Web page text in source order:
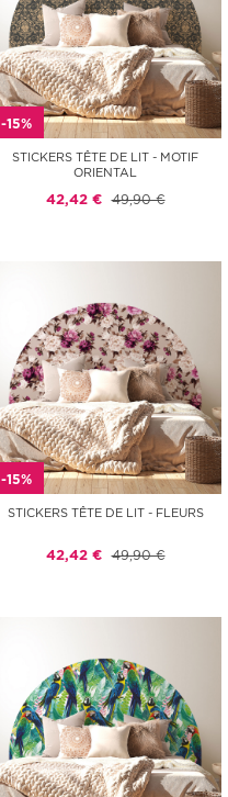
-15%
STICKERS TÊTE DE LIT - MOTIF
ORIENTAL
42,42 € 49,90 €
-15%
STICKERS TÊTE DE LIT - FLEURS
42,42 € 49,90 €